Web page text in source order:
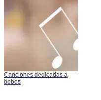
Canciones dedicadas a
bebes